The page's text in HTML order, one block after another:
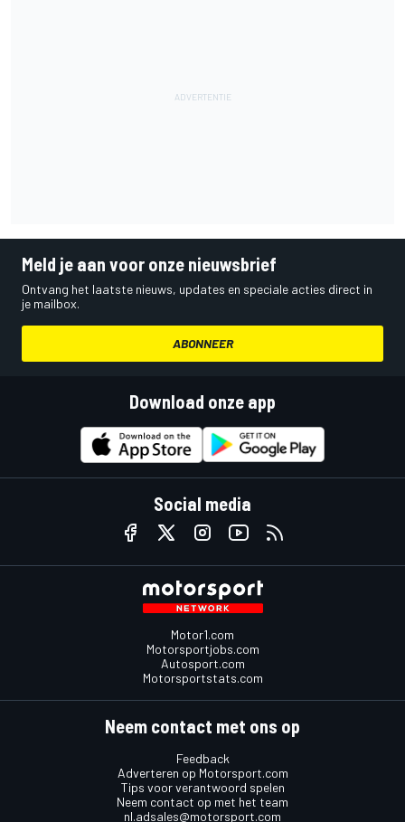
Meld je aan voor onze nieuwsbrief
Ontvang het laatste nieuws, updates en speciale acties direct in
je mailbox.
ABONNEER
Download onze app
Social media
Motor1.com
Motorsportjobs.com
Autosport.com
Motorsportstats.com
Neem contact met ons op
Feedback
Adverteren op Motorsport.com
Tips voor verantwoord spelen
Neem contact op met het team
nl.adsales@motorsport.com